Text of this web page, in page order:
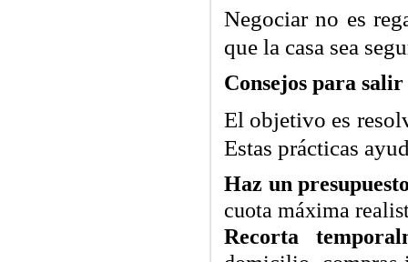
Negociar no es
que la casa sea
Consejos para
El objetivo es
Estas prácticas
Haz un
cuota máxima
Recorta